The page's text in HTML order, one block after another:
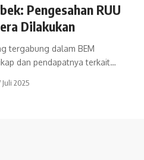
Pengesahan RUU
Dilakukan
tergabung dalam BEM
dan pendapatnya terkait…
Juli 2025